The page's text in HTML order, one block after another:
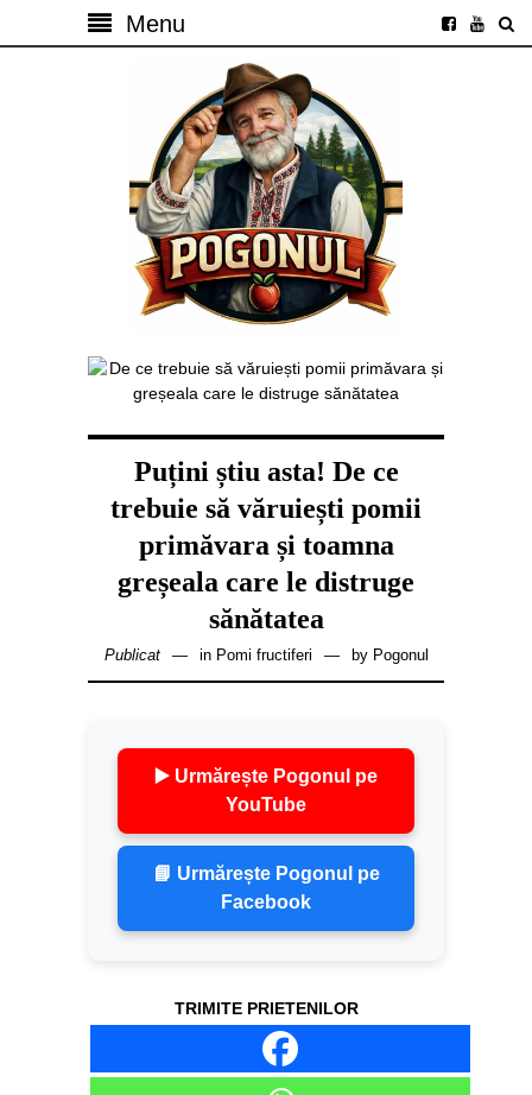
Menu
Puțini știu asta! De ce
trebuie să văruiești pomii
primăvara și toamna
greșeala care le distruge
sănătatea
Publicat in Pomi fructiferi by Pogonul
▶️ Urmărește Pogonul pe
YouTube
📘 Urmărește Pogonul pe
Facebook
TRIMITE PRIETENILOR